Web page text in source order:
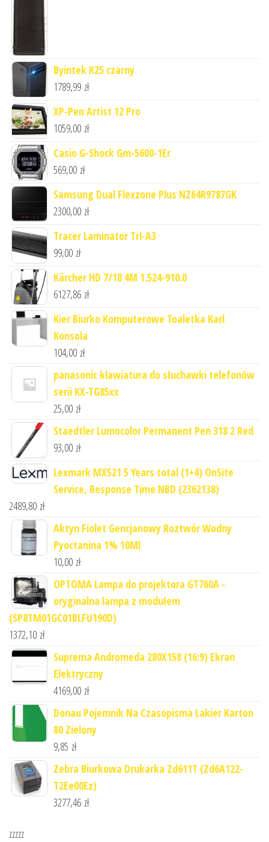
Byintek K25 czarny
1789,99 zł
XP-Pen Artist 12 Pro
1059,00 zł
Casio G-Shock Gm-5600-1Er
569,00 zł
Samsung Dual Flexzone Plus NZ64R9787GK
2300,00 zł
Tracer Laminator Trl-A3
99,00 zł
Kärcher HD 7/18 4M 1.524-910.0
6127,86 zł
Kier Biurko Komputerowe Toaletka Karl
Konsola
104,00 zł
panasonic klawiatura do słuchawki telefonów
serii KX-TG85xx
25,00 zł
Staedtler Lumocolor Permanent Pen 318 2 Red
93,00 zł
Lexmark MX521 5 Years total (1+4) OnSite
Service, Response Time NBD (2362138)
2489,80 zł
Aktyn Fiolet Gencjanowy Roztwór Wodny
Pyoctanina 1% 10Ml
10,00 zł
OPTOMA Lampa do projektora GT760A -
oryginalna lampa z modułem
(SP8TM01GC01BLFU190D)
1372,10 zł
Suprema Andromeda 280X158 (16:9) Ekran
Elektryczny
4169,00 zł
Donau Pojemnik Na Czasopisma Lakier Karton
80 Zielony
9,85 zł
Zebra Biurkowa Drukarka Zd611T (Zd6A122-
T2Ee00Ez)
3277,46 zł
zzzzz